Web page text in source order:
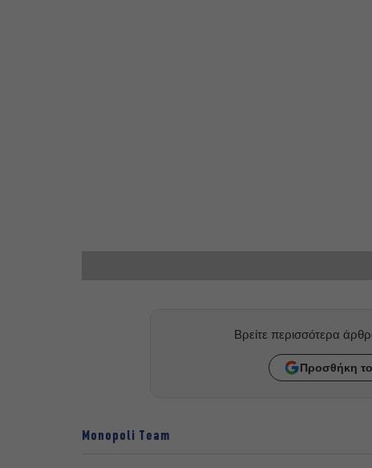
Βρείτε περισσότερα
Προσθήκη
Monopoli Team